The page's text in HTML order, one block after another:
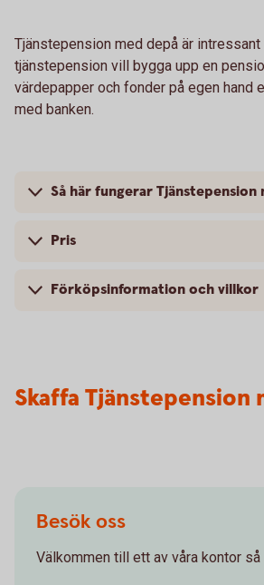
Tjänstepension med depå är
tjänstepension vill bygga upp en
värdepapper och fonder på egen hand
med banken.
Så här fungerar Tjänstepension
Pris
Förköpsinformation och villkor
Skaffa Tjänstepension
Besök oss
Välkommen till ett av våra kontor så